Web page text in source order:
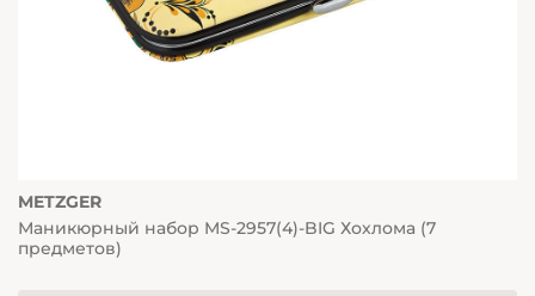
METZGER
Маникюрный набор MS-2957(4)-BIG Хохлома (7
предметов)